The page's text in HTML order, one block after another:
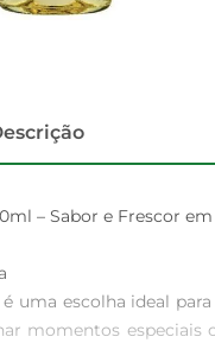
– Sabor e Frescor em
uma escolha ideal
momentos